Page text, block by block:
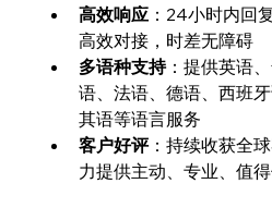
高效响应 ：24小时内回
高效对接，时差无障碍
多语种支持：提供英语
语、法语、德语、西班
其语等语言服务
客户好评：持续收获全
力提供主动、专业、值